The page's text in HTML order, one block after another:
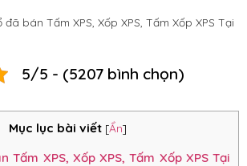
đã bán Tấm XPS, Xốp XPS, Tấm Xốp XPS Tại
5/5 - (5207 bình chọn)
Mục lục bài viết [Ẩn]
Tấm XPS, Xốp XPS, Tấm Xốp XPS Tại